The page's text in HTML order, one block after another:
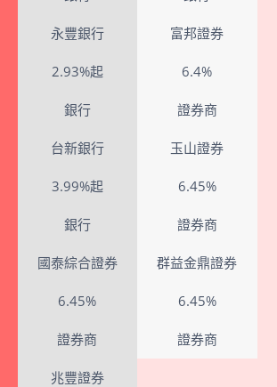
永豐銀行 富邦證券
2.93%起 6.4%
銀行 證券商
台新銀行 玉山證券
3.99%起 6.45%
銀行 證券商
國泰綜合證券 群益金鼎證券
6.45% 6.45%
證券商 證券商
兆豐證券